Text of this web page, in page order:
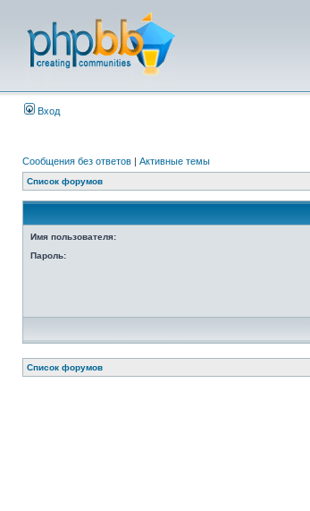
Вход
Сообщения без ответов | Активные темы
Список форумов
Имя пользователя:
Пароль:
Список форумов